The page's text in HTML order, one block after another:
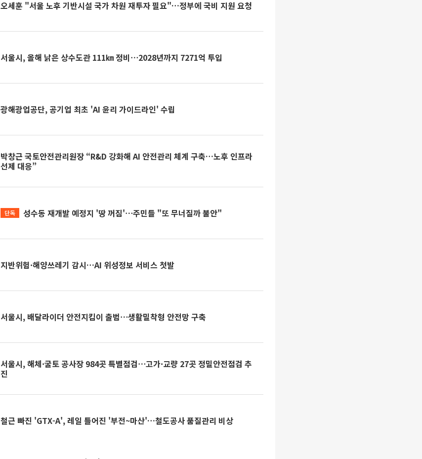
오세훈 "서울 노후 기반시설 국가 차원 재투자 필요"…정부에 국비 지원 요청
서울시, 올해 낡은 상수도관 111㎞ 정비⋯2028년까지 7271억 투입
광해광업공단, 공기업 최초 'AI 윤리 가이드라인' 수립
박창근 국토안전관리원장 “R&D 강화해 AI 안전관리 체계 구축…노후 인프라
선제 대응”
단독 성수동 재개발 예정지 '땅 꺼짐'⋯주민들 "또 무너질까 불안"
지반위험·해양쓰레기 감시…AI 위성정보 서비스 첫발
서울시, 배달라이더 안전지킴이 출범⋯생활밀착형 안전망 구축
서울시, 해체·굴토 공사장 984곳 특별점검⋯고가·교량 27곳 정밀안전점검 추
진
철근 빠진 'GTX-A', 레일 틀어진 '부전~마산'…철도공사 품질관리 비상